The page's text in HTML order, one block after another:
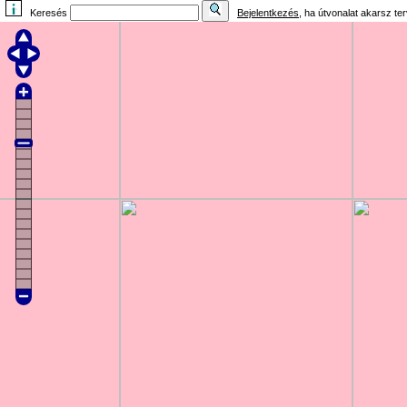
Keresés Bejelentkezés , ha útvonalat akarsz